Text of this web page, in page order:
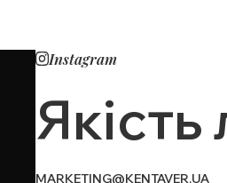
Instagram
Якість
MARKETING@KENTAVER.UA